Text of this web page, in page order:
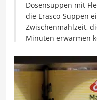
Dosensuppen mit
die Erasco-Suppen
Zwischenmahlzeit,
Minuten erwärmen